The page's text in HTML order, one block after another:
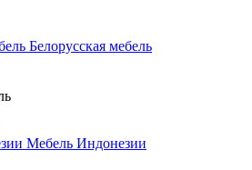
Белорусская мебель
Мебель Индонезии